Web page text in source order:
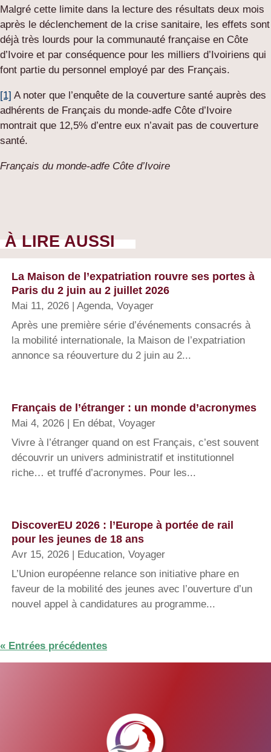
Malgré cette limite dans la lecture des résultats deux mois
après le déclenchement de la crise sanitaire, les effets sont
déjà très lourds pour la communauté française en Côte
d’Ivoire et par conséquence pour les milliers d’Ivoiriens qui
font partie du personnel employé par des Français.
[1] A noter que l’enquête de la couverture santé auprès des
adhérents de Français du monde-adfe Côte d’Ivoire
montrait que 12,5% d’entre eux n’avait pas de couverture
santé.
Français du monde-adfe Côte d’Ivoire
À LIRE AUSSI
La Maison de l’expatriation rouvre ses portes à
Paris du 2 juin au 2 juillet 2026
Mai 11, 2026 Agenda, Voyager
Après une première série d’événements consacrés à
la mobilité internationale, la Maison de l’expatriation
annonce sa réouverture du 2 juin au 2...
Français de l’étranger : un monde d’acronymes
Mai 4, 2026 En débat, Voyager
Vivre à l’étranger quand on est Français, c’est souvent
découvrir un univers administratif et institutionnel
riche… et truffé d’acronymes. Pour les...
DiscoverEU 2026 : l’Europe à portée de rail
pour les jeunes de 18 ans
Avr 15, 2026 Education, Voyager
L’Union européenne relance son initiative phare en
faveur de la mobilité des jeunes avec l’ouverture d’un
nouvel appel à candidatures au programme...
« Entrées précédentes